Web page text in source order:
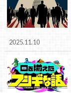
2025.11.10